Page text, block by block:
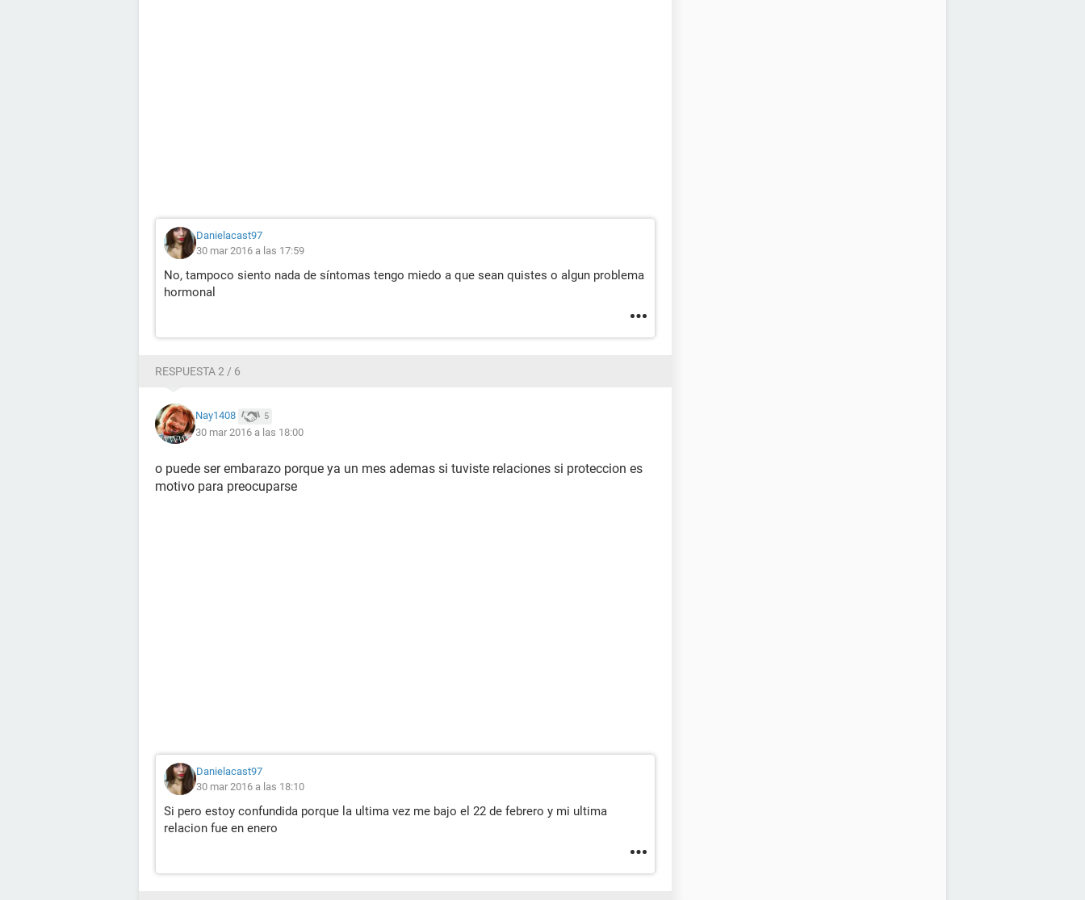
Danielacast97
30 mar 2016 a las 17:59
No, tampoco siento nada de síntomas tengo miedo a que sean quistes o algun problema
hormonal
RESPUESTA 2 / 6
Nay1408 5
30 mar 2016 a las 18:00
o puede ser embarazo porque ya un mes ademas si tuviste relaciones si proteccion es
motivo para preocuparse
Danielacast97
30 mar 2016 a las 18:10
Si pero estoy confundida porque la ultima vez me bajo el 22 de febrero y mi ultima
relacion fue en enero